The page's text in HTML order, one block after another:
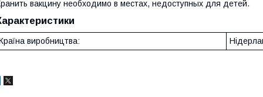
вакцину необходимо в местах, недоступных для детей.
виробництва: